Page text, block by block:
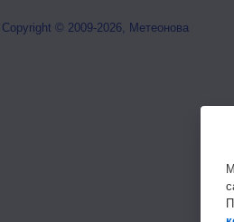
Copyright © 2009-2026, Метеонова